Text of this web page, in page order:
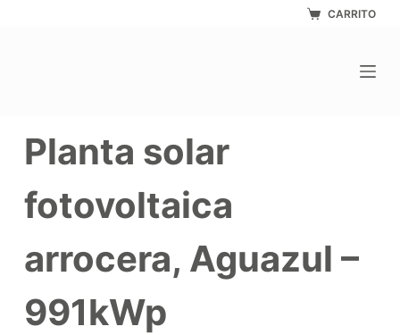
CARRITO
Planta solar
fotovoltaica
arrocera, Aguazul –
991kWp